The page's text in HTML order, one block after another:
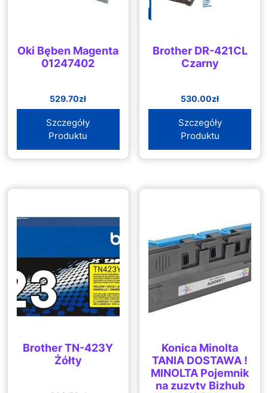
Oki Bęben Magenta
01247402
529.70zł
Szczegóły
Produktu
Brother DR-421CL
Czarny
530.00zł
Szczegóły
Produktu
Brother TN-423Y
Żółty
Konica Minolta
TANIA DOSTAWA !
MINOLTA Pojemnik
na zuzyty Bizhub